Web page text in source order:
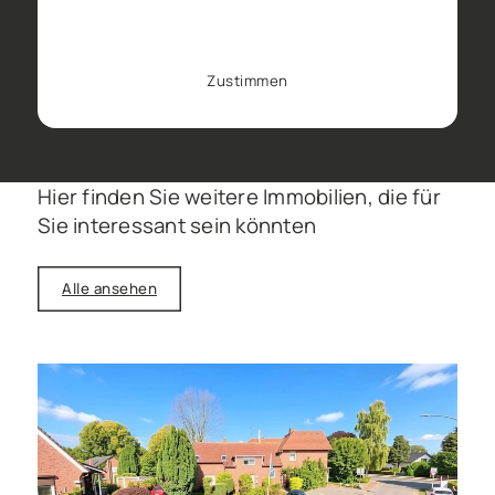
Zustimmen
Hier finden Sie weitere Immobilien, die für
Sie interessant sein könnten
Alle ansehen